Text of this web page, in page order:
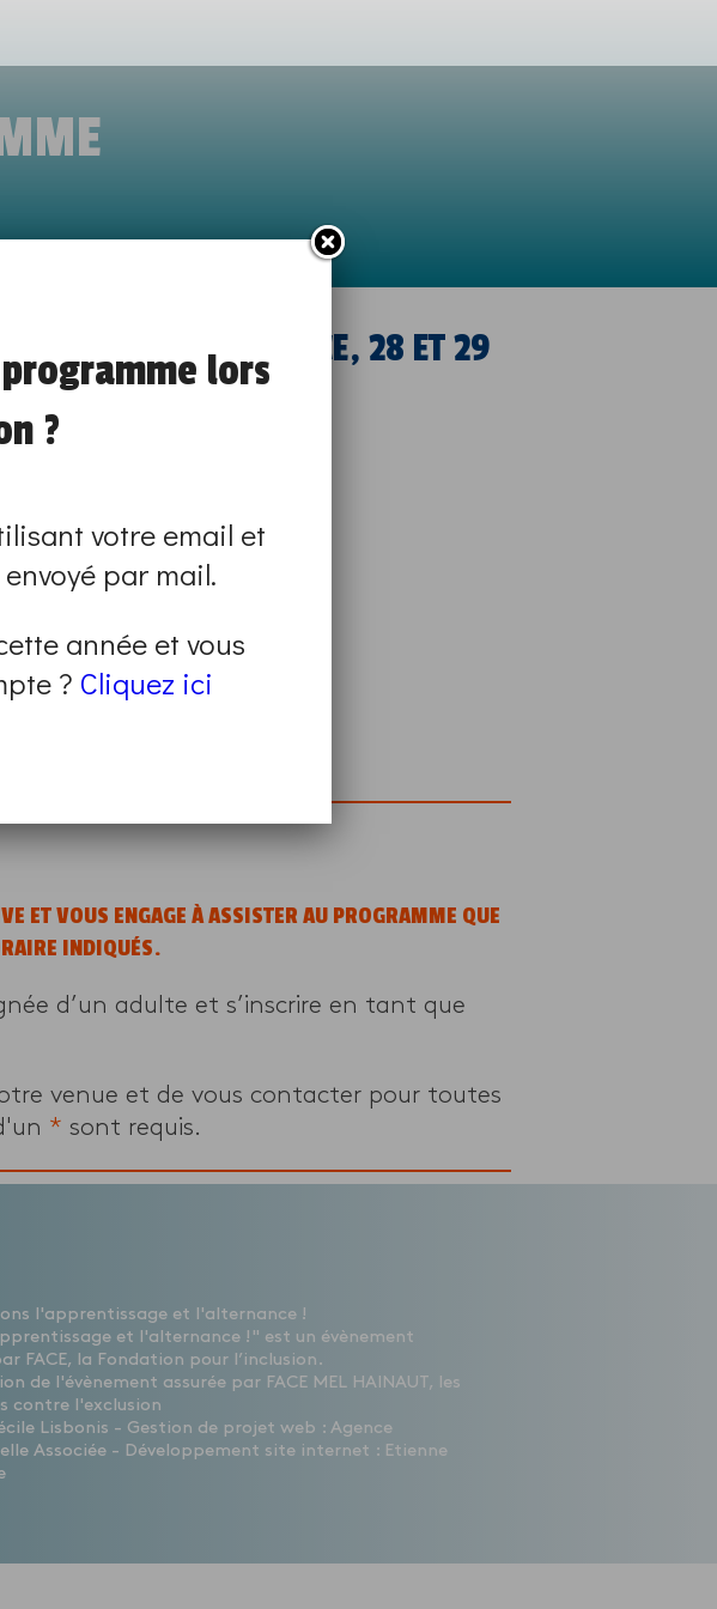
CANALISATEUR.TRICE, 28 ET 29
sur
ET VOUS ENGAGE À ASSISTER AU PROGRAMME QUE
INDIQUÉS.
d’un adulte et s’inscrire en tant que
venue et de vous contacter pour toutes
* sont requis.
lors
?
votre email et
par mail.
année et vous
? Cliquez ici
l'apprentissage et l'alternance !
et l'alternance !" est un évènement
FACE, la Fondation pour l’inclusion.
de l'évènement assurée par FACE MEL HAINAUT, les
contre l'exclusion
Lisbonis - Gestion de projet web : Agence
Associée - Développement site internet : Etienne